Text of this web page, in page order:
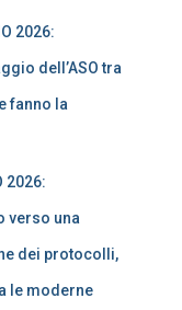
2026:
dell’ASO tra
fanno la
2026:
verso una
dei protocolli,
le moderne